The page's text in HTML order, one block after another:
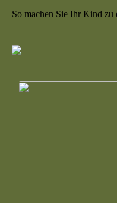
So machen Sie Ihr Kind zu